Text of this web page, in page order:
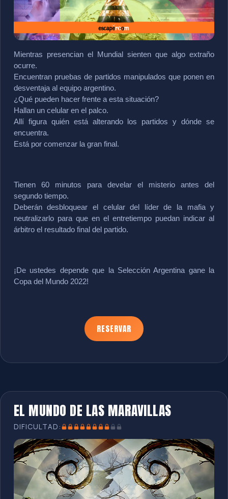
Mientras presencian el Mundial sienten que algo extraño
ocurre.
Encuentran pruebas de partidos manipulados que ponen en
desventaja al equipo argentino.
¿Qué pueden hacer frente a esta situación?
Hallan un celular en el palco.
Allí figura quién está alterando los partidos y dónde se
encuentra.
Está por comenzar la gran final.
Tienen 60 minutos para develar el misterio antes del
segundo tiempo.
Deberán desbloquear el celular del líder de la mafia y
neutralizarlo para que en el entretiempo puedan indicar al
árbitro el resultado final del partido.
¡De ustedes depende que la Selección Argentina gane la
Copa del Mundo 2022!
RESERVAR
EL MUNDO DE LAS MARAVILLAS
DIFICULTAD: